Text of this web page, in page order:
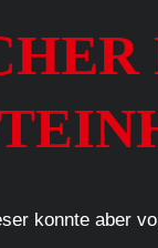
konnte aber